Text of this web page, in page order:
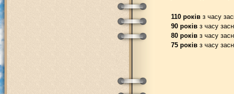
110 роківз часу
90 роківз часу
80 роківз часу
75 роківз часу